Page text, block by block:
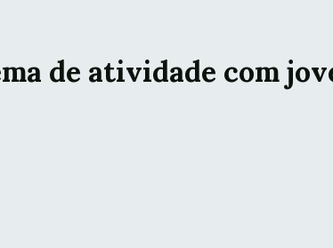
de atividade com